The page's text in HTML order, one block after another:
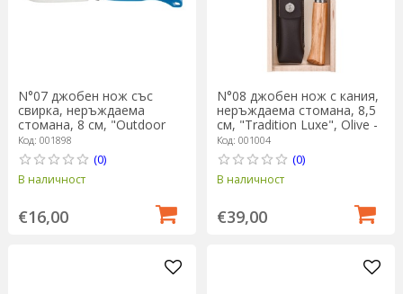
N°07 джобен нож със
свирка, неръждаема
стомана, 8 см, "Outdoor
Junior", Blue - Opinel
Код: 001898
(0)
В наличност
€16,00
N°08 джобен нож с кания,
неръждаема стомана, 8,5
см, "Tradition Luxe", Olive -
Opinel
Код: 001004
(0)
В наличност
€39,00